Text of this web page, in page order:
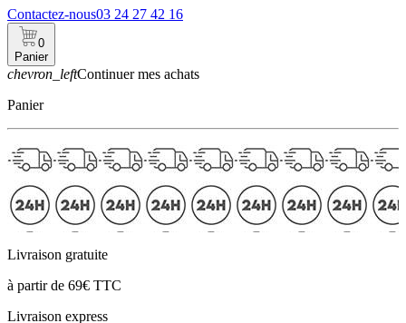
Contactez-nous03 24 27 42 16
0
Panier
chevron_leftContinuer mes achats
Panier
Livraison gratuite
à partir de 69€ TTC
Livraison express